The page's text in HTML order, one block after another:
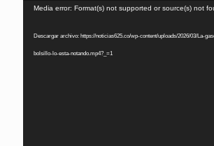
Reproductor
Media error: Format(s) not supported or source(s) not
Descargar archivo: https://noticias625.co/wp-content/uploads/2026/03/La-
bolsillo-lo-esta-notando.mp4?_=1